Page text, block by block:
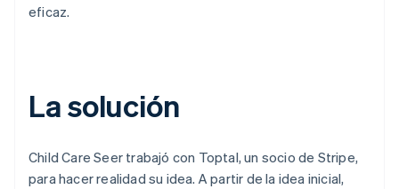
eficaz.
La solución
Child Care Seer trabajó con Toptal, un socio de Stripe,
para hacer realidad su idea. A partir de la idea inicial,